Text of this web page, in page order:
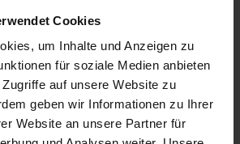
Cookies
um Inhalte und Anzeigen zu
für soziale Medien anbieten
auf unsere Website zu
geben wir Informationen zu Ihrer
Website an unsere Partner für
Line - TOP 10 afvaarten
van Holland America Line zijn nu